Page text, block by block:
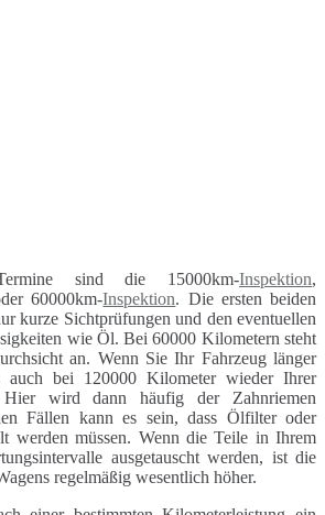
sind die 15000km-Inspektion,
60000km-Inspektion. Die ersten beiden
kurze Sichtprüfungen und den eventuellen
wie Öl. Bei 60000 Kilometern steht
an. Wenn Sie Ihr Fahrzeug länger
auch bei 120000 Kilometer wieder Ihrer
Hier wird dann häufig der Zahnriemen
Fällen kann es sein, dass Ölfilter oder
werden müssen. Wenn die Teile in Ihrem
ausgetauscht werden, ist die
regelmäßig wesentlich höher.